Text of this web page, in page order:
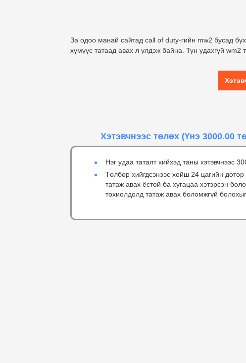
За одоо манай сайтад call of duty-гийн mw2 бусад
хүмүүс татаад авах л үлдэж байна. Тун удахгүй wm2
Хэтэвчнээс төлөх (Үнэ 3000.00
Нэг удаа таталт хийхэд таны хэтэвчнээс
Төлбөр хийгдсэнээс хойш 24 цагийн
татаж авах ёстой ба хугацаа хэтэрсэн
тохиолдолд татаж авах боломжгүй